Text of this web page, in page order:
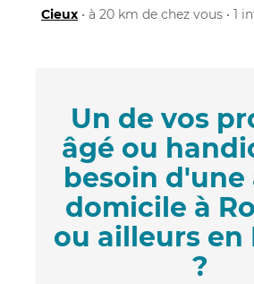
Cieux • à 20 km de chez vous • 1
Un de vos
âgé ou
besoin d'une
domicile à
ou ailleurs en
?